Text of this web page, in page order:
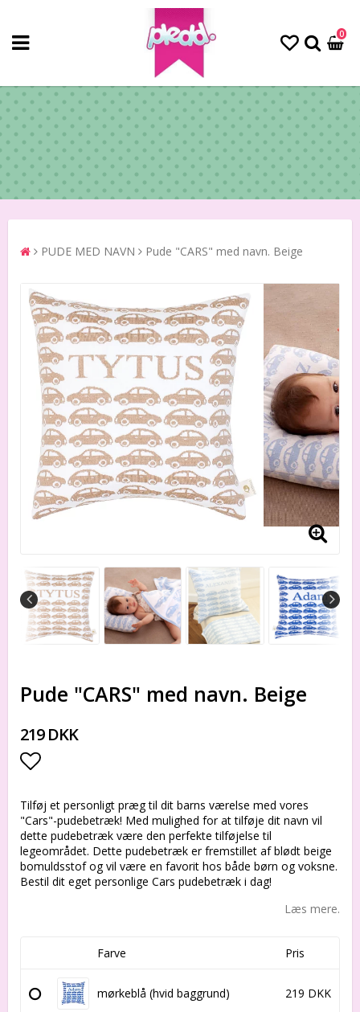
0
PUDE MED NAVN Pude "CARS" med navn. Beige
Pude "CARS" med navn. Beige
219 DKK
Add to list of favorites
Tilføj et personligt præg til dit barns værelse med vores
"Cars"-pudebetræk! Med mulighed for at tilføje dit navn vil
dette pudebetræk være den perfekte tilføjelse til
legeområdet. Dette pudebetræk er fremstillet af blødt beige
bomuldsstof og vil være en favorit hos både børn og voksne.
Bestil dit eget personlige Cars pudebetræk i dag!
Læs mere.
Farve Pris
mørkeblå (hvid baggrund) 219 DKK